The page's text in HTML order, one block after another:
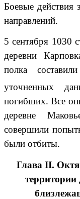
Боевые действия
направлений.
5 сентября 1030
деревни
полка
уточненных
погибших. Все
деревне
совершили
были отбиты.
Глава II.